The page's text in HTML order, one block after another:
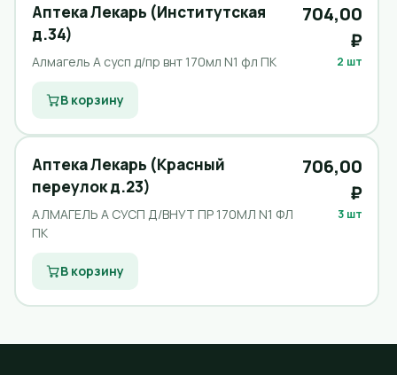
Аптека Лекарь (Институтская
д.34)
Алмагель А сусп д/пр внт 170мл N1 фл ПК
704,00
₽
2 шт
В корзину
Аптека Лекарь (Красный
переулок д.23)
АЛМАГЕЛЬ А СУСП Д/ВНУТ ПР 170МЛ N1 ФЛ
ПК
706,00
₽
3 шт
В корзину